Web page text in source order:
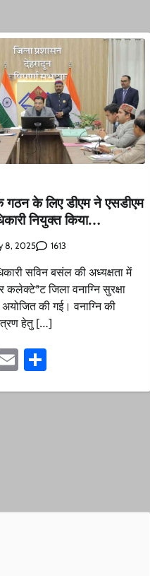
गठन के लिए डीएम ने एसडीएम
नियुक्त किया…
8, 2025 1613
सविन बसंल की अध्यक्षता में
कलेक्टेªट जिला वनाग्नि सुरक्षा
की गई। वनाग्नि की
हेतु […]
EmailShare